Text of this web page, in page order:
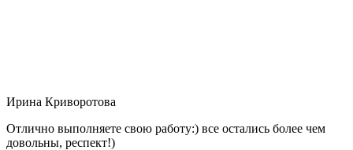
Ирина Криворотова
Отлично выполняете свою работу:) все остались более чем
довольны, респект!)